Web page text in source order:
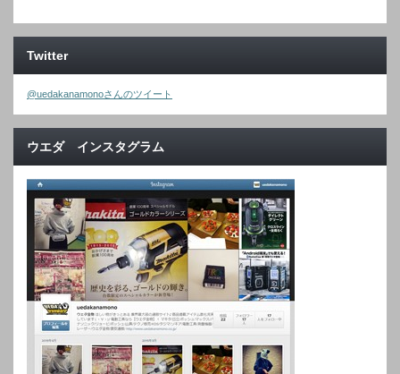
Twitter
@uedakanamonoさんのツイート
ウエダ インスタグラム